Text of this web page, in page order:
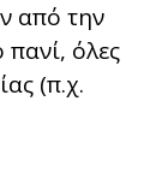
από την
όλες
(π.χ.